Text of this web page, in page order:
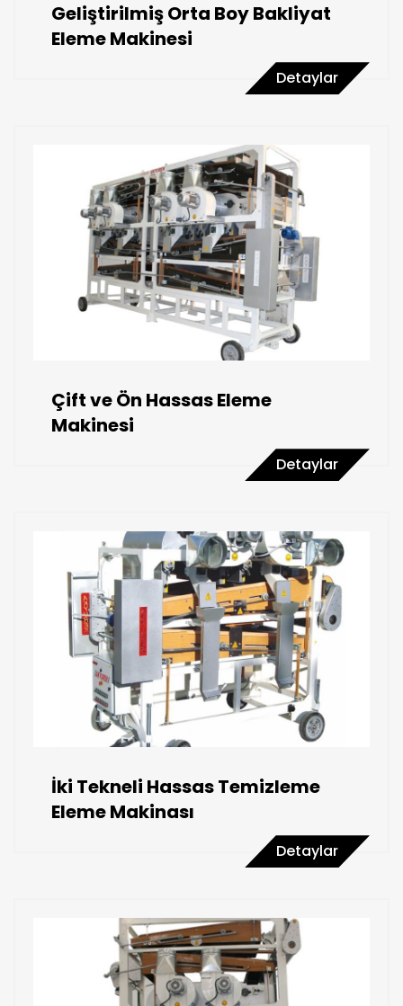
Geliştirilmiş Orta Boy Bakliyat
Eleme Makinesi
Detaylar
Çift ve Ön Hassas Eleme
Makinesi
Detaylar
İki Tekneli Hassas Temizleme
Eleme Makinası
Detaylar